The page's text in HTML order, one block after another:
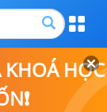
KHOÁ HỌC